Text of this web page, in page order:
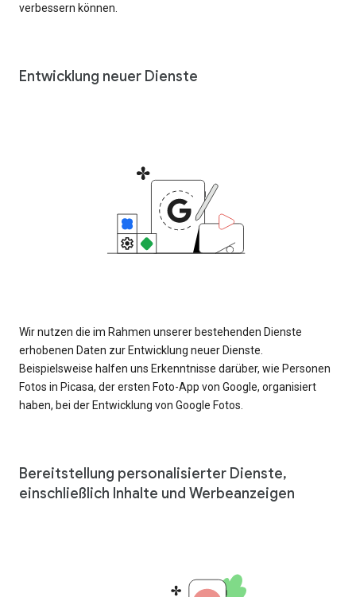
verbessern können.
Entwicklung neuer Dienste
Wir nutzen die im Rahmen unserer bestehenden Dienste
erhobenen Daten zur Entwicklung neuer Dienste.
Beispielsweise halfen uns Erkenntnisse darüber, wie Personen
Fotos in Picasa, der ersten Foto-App von Google, organisiert
haben, bei der Entwicklung von Google Fotos.
Bereitstellung personalisierter Dienste,
einschließlich Inhalte und Werbeanzeigen